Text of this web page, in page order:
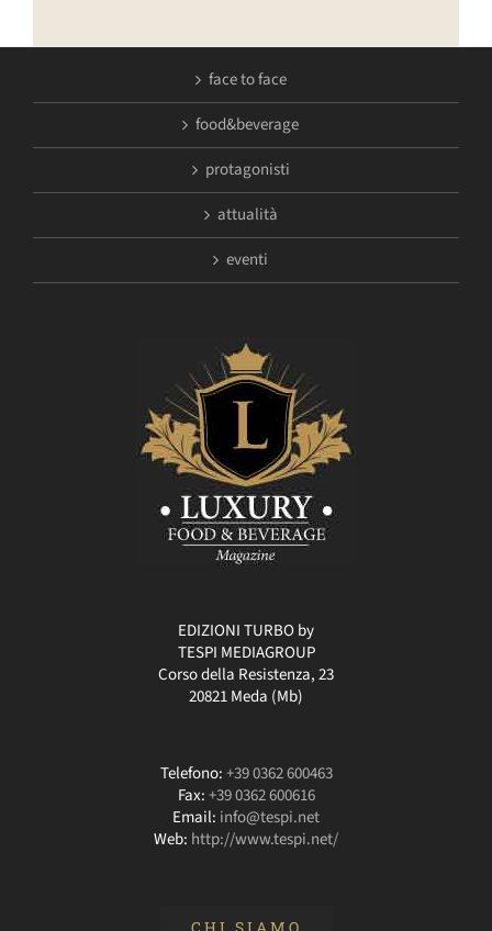
face to face
food&beverage
protagonisti
attualità
eventi
EDIZIONI TURBO by
TESPI MEDIAGROUP
Corso della Resistenza, 23
20821 Meda (Mb)
Telefono:+39 0362 600463
Fax:+39 0362 600616
Email: info@tespi.net
Web: http://www.tespi.net/